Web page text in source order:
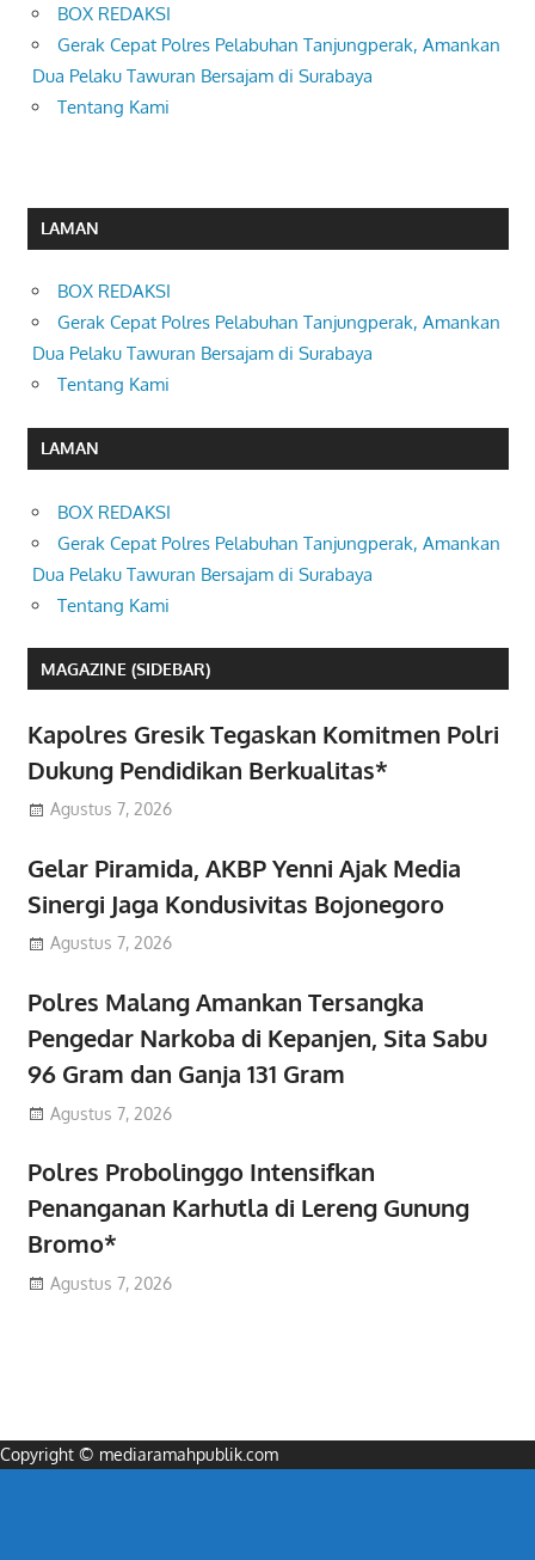
BOX REDAKSI
Gerak Cepat Polres Pelabuhan Tanjungperak, Amankan
Dua Pelaku Tawuran Bersajam di Surabaya
Tentang Kami
LAMAN
BOX REDAKSI
Gerak Cepat Polres Pelabuhan Tanjungperak, Amankan
Dua Pelaku Tawuran Bersajam di Surabaya
Tentang Kami
LAMAN
BOX REDAKSI
Gerak Cepat Polres Pelabuhan Tanjungperak, Amankan
Dua Pelaku Tawuran Bersajam di Surabaya
Tentang Kami
MAGAZINE (SIDEBAR)
Kapolres Gresik Tegaskan Komitmen Polri
Dukung Pendidikan Berkualitas*
Agustus 7, 2026
Gelar Piramida, AKBP Yenni Ajak Media
Sinergi Jaga Kondusivitas Bojonegoro
Agustus 7, 2026
Polres Malang Amankan Tersangka
Pengedar Narkoba di Kepanjen, Sita Sabu
96 Gram dan Ganja 131 Gram
Agustus 7, 2026
Polres Probolinggo Intensifkan
Penanganan Karhutla di Lereng Gunung
Bromo*
Agustus 7, 2026
Copyright © mediaramahpublik.com